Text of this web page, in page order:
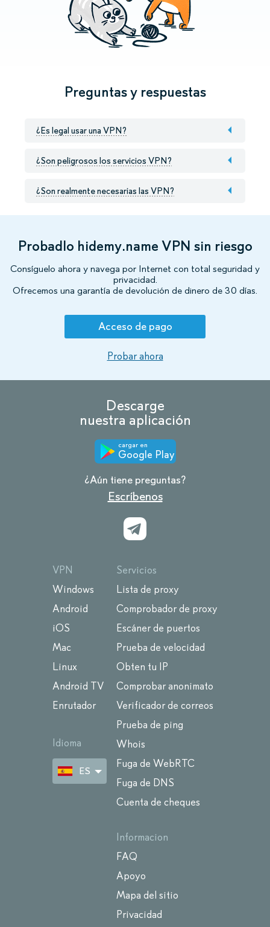
Preguntas y respuestas
¿Es legal usar una VPN?
¿Son peligrosos los servicios VPN?
¿Son realmente necesarias las VPN?
Probadlo hidemy.name VPN sin riesgo
Consíguelo ahora y navega por Internet con total seguridad y
privacidad.
Ofrecemos una garantía de devolución de dinero de 30 días.
Acceso de pago
Probar ahora
Descarge
nuestra aplicación
cargar en
Google Play
¿Aún tiene preguntas?
Escríbenos
VPN
Windows
Android
iOS
Mac
Linux
Android TV
Enrutador
Idioma
ES
Servicios
Lista de proxy
Comprobador de proxy
Escáner de puertos
Prueba de velocidad
Obten tu IP
Comprobar anonimato
Verificador de correos
Prueba de ping
Whois
Fuga de WebRTC
Fuga de DNS
Cuenta de cheques
Informacion
FAQ
Apoyo
Mapa del sitio
Privacidad